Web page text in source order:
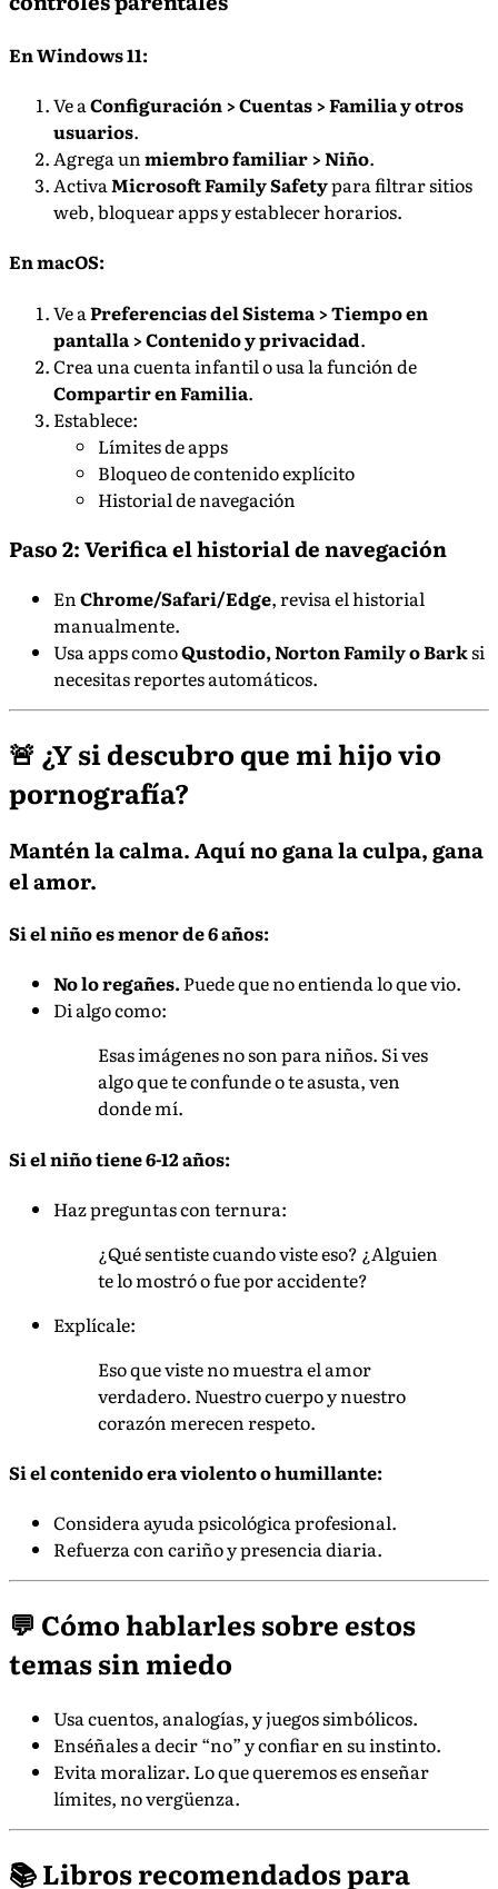
En Windows 11:
Ve aConfiguración > Cuentas > Familia y otros
usuarios.
Agrega unmiembro familiar > Niño.
ActivaMicrosoft Family Safetypara filtrar sitios
web, bloquear apps y establecer horarios.
En macOS:
Ve a Preferencias del Sistema > Tiempo en
pantalla > Contenido y privacidad.
Crea una cuenta infantil o usa la función de
Compartir en Familia.
Establece:
Límites de apps
Bloqueo de contenido explícito
Historial de navegación
Paso 2: Verifica el historial de navegación
EnChrome/Safari/Edge, revisa el historial
manualmente.
Usa apps comoQustodio, Norton Family o Barksi
necesitas reportes automáticos.
🚨 ¿Y si descubro que mi hijo vio
pornografía?
Mantén la calma. Aquí no gana la culpa, gana
el amor.
Si el niño es menor de 6 años:
No lo regañes.Puede que no entienda lo que vio.
Di algo como:
Esas imágenes no son para niños. Si ves
algo que te confunde o te asusta, ven
donde mí.
Si el niño tiene 6-12 años:
Haz preguntas con ternura:
¿Qué sentiste cuando viste eso? ¿Alguien
te lo mostró o fue por accidente?
Explícale:
Eso que viste no muestra el amor
verdadero. Nuestro cuerpo y nuestro
corazón merecen respeto.
Si el contenido era violento o humillante:
Considera ayuda psicológica profesional.
Refuerza con cariño y presencia diaria.
💬 Cómo hablarles sobre estos
temas sin miedo
Usa cuentos, analogías, y juegos simbólicos.
Enséñales a decir “no” y confiar en su instinto.
Evita moralizar. Lo que queremos es enseñar
límites, no vergüenza.
📚 Libros recomendados para